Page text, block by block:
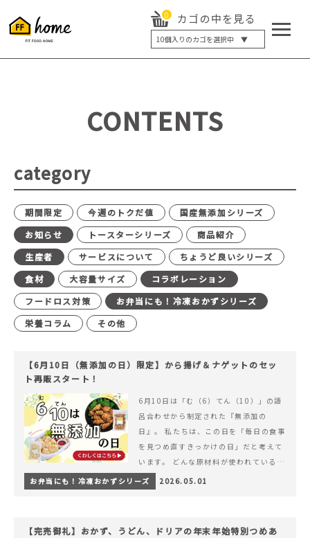
0 カゴの中を見る
10個入りのカゴを選択中 ▼
5個入り
20個入り
最大12%OFF
CONTENTS
category
期間限定 今週のトクだ値
国産無添加シリーズ
お知らせ
トースターシリーズ
商品紹介
生産者
サービスについて
ちょうど良いシリーズ
食材
大容量サイズ
コラボレーション
フードロス対策
お弁当にも！冷凍おかずシリーズ
栄養コラム
その他
【6月10日（無添加の日）限定】から揚げ＆ナゲットのセッ
ト再販スタート！
6月10日は「む（6）てん（10）」の語
呂合わせから制定された『無添加の
日』。 私たちは、この日を「毎日の食事
を見つめ直すきっかけの日」だと考えて
います。 どんな原材料が使われているの
か。 どのようにつくられているのか。&
hellip; 続きを読む 【6月10日（無添加
お弁当にも！冷凍おかずシリーズ 2026.05.01
【完売御礼】おかず、うどん、ドリアの年末年始特別つめあ